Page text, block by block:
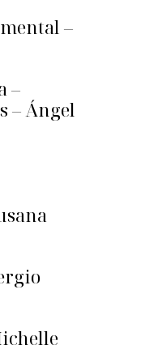
–
–
– Ángel